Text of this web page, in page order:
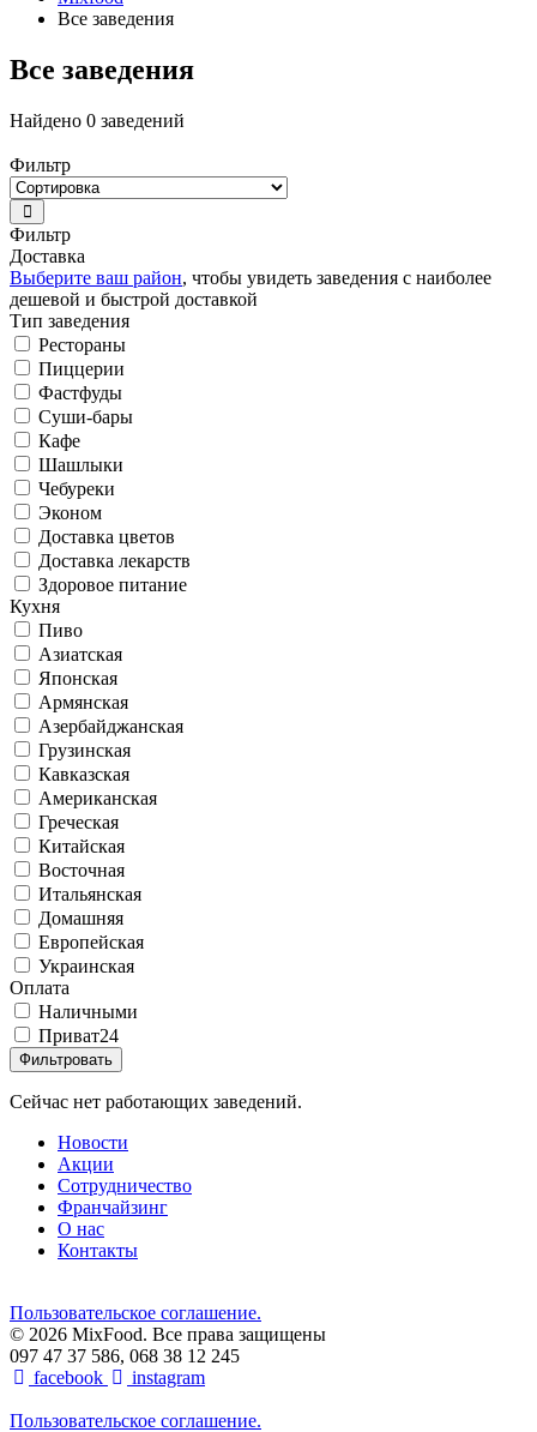
Все заведения
Все заведения
Найдено 0 заведений
Фильтр
Фильтр
Доставка
Выберите ваш район, чтобы увидеть заведения с наиболее
дешевой и быстрой доставкой
Тип заведения
Рестораны
Пиццерии
Фастфуды
Суши-бары
Кафе
Шашлыки
Чебуреки
Эконом
Доставка цветов
Доставка лекарств
Здоровое питание
Кухня
Пиво
Азиатская
Японская
Армянская
Азербайджанская
Грузинская
Кавказская
Американская
Греческая
Китайская
Восточная
Итальянская
Домашняя
Европейская
Украинская
Оплата
Наличными
Приват24
Фильтровать
Сейчас нет работающих заведений.
Новости
Акции
Сотрудничество
Франчайзинг
О нас
Контакты
Пользовательское соглашение.
© 2026 MixFood. Все права защищены
097 47 37 586, 068 38 12 245
facebook
instagram
Пользовательское соглашение.